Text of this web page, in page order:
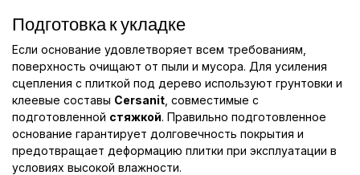
Подготовка к укладке
Если основание удовлетворяет всем требованиям,
поверхность очищают от пыли и мусора. Для усиления
сцепления с плиткой под дерево используют грунтовки и
клеевые составы Cersanit , совместимые с
подготовленной стяжкой. Правильно подготовленное
основание гарантирует долговечность покрытия и
предотвращает деформацию плитки при эксплуатации в
условиях высокой влажности.